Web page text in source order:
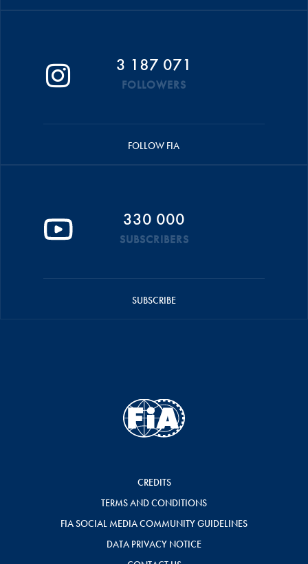
3 187 071
FOLLOWERS
FOLLOW FIA
330 000
SUBSCRIBERS
SUBSCRIBE
CREDITS
TERMS AND CONDITIONS
FIA SOCIAL MEDIA COMMUNITY GUIDELINES
DATA PRIVACY NOTICE